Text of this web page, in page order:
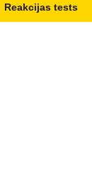
Reakcijas tests